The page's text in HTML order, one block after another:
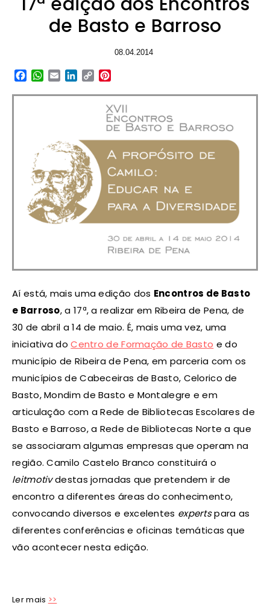
de Basto e Barroso
08.04.2014
Facebook
WhatsApp
EmailLinkedIn
Copy
Aí está, mais uma edição dos Encontros de Basto
e Barroso, a 17ª, a realizar em Ribeira de Pena, de
30 de abril a 14 de maio. É, mais uma vez, uma
iniciativa doCentro de Formação de Basto e do
município de Ribeira de Pena, em parceria com os
municípios de Cabeceiras de Basto, Celorico de
Basto, Mondim de Basto e Montalegre e em
articulação com a Rede de Bibliotecas Escolares de
Basto e Barroso, a Rede de Bibliotecas Norte a que
se associaram algumas empresas que operam na
região. Camilo Castelo Branco constituirá o
leitmotivdestas jornadas que pretendem ir de
encontro a diferentes áreas do conhecimento,
convocando diversos e excelentes expertspara as
diferentes conferências e oficinas temáticas que
vão acontecer nesta edição.
Ler mais >>